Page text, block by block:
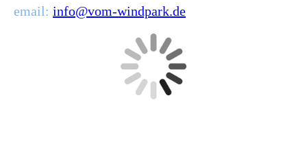
email: info@vom-windpark.de